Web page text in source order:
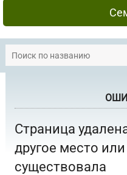
Страница
другое место
существовала